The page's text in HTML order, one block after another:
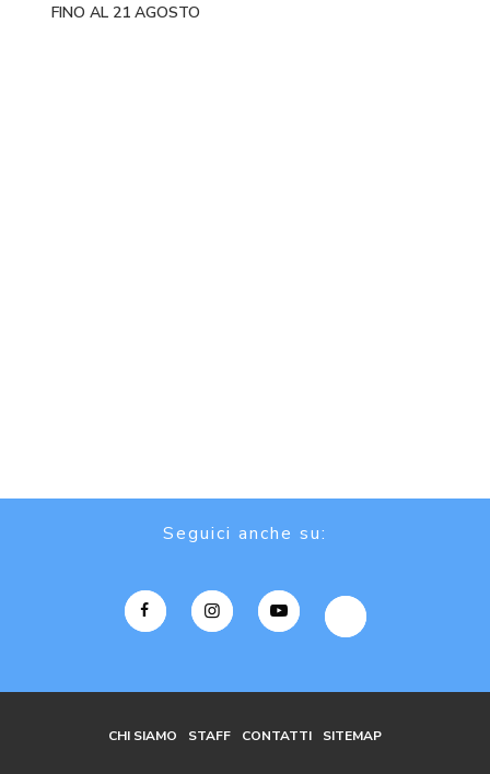
FINO AL 21 AGOSTO
Seguici anche su:
CHI SIAMO STAFF CONTATTI SITEMAP